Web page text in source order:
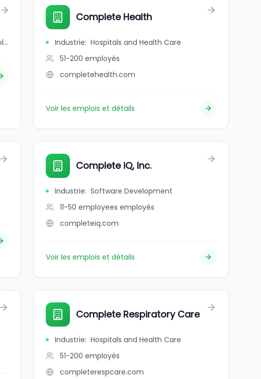
jobbank.gc.ca/browsejobs/employer/complete+fusion+welding+ltd./ca
Complete Health
Industrie: Hospitals and Health Care
51-200 employés
completehealth.com
Voir les emplois et détails
Complete iQ, Inc.
Industrie: Software Development
11-50 employees employés
completeiq.com
Voir les emplois et détails
Complete Respiratory Care
Industrie: Hospitals and Health Care
51-200 employés
completerespcare.com